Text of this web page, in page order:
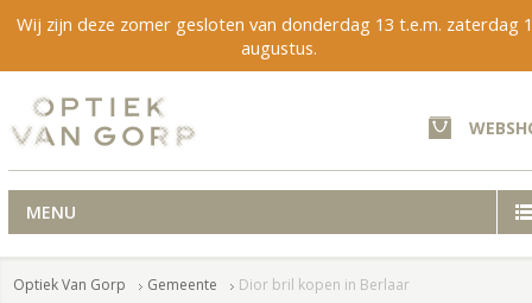
Wij zijn deze zomer gesloten van donderdag 13 t.e.m. zaterdag
augustus.
MENU
Optiek Van Gorp Gemeente Dior bril kopen in Berlaar